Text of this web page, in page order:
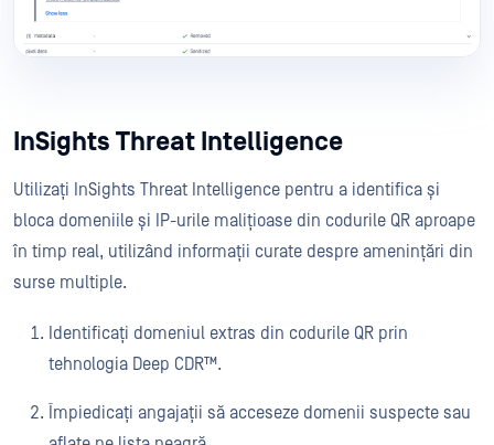
InSights Threat Intelligence
Utilizați InSights Threat Intelligence pentru a identifica și
bloca domeniile și IP-urile malițioase din codurile QR aproape
în timp real, utilizând informații curate despre amenințări din
surse multiple.
Identificați domeniul extras din codurile QR prin
tehnologia Deep CDR™.
Împiedicați angajații să acceseze domenii suspecte sau